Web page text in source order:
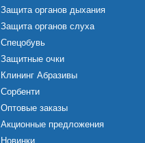
Защита органов дыхания
Защита органов слуха
Спецобувь
Защитные очки
Клининг Абразивы
Сорбенти
Оптовые заказы
Акционные предложения
Новинки